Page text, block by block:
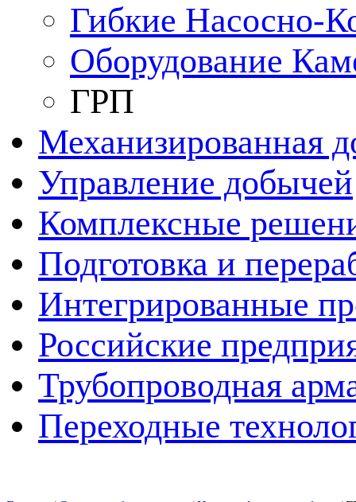
Гибкие Насосно-
Оборудование
ГРП
Механизированная
Управление добычей
Комплексные
Подготовка и
Интегрированные
Российские
Трубопроводная
Переходные